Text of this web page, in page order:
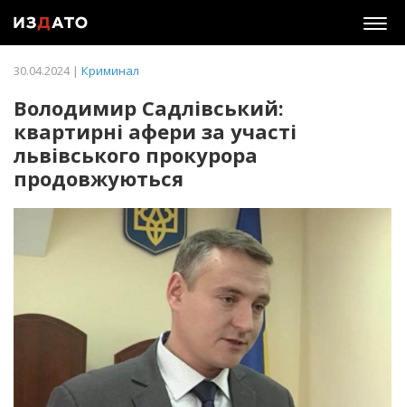
30.04.2024 | Криминал
Володимир Садлівський:
квартирні афери за участі
львівського прокурора
продовжуються